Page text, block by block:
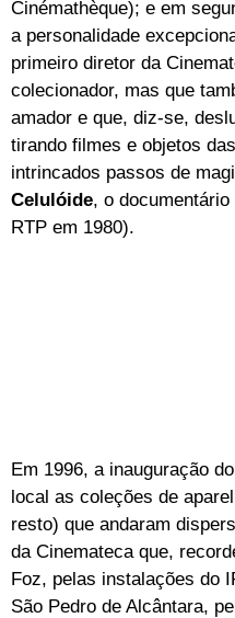
Cinémathèque); e em
a personalidade
primeiro diretor da
colecionador, mas que
amador e que, diz-se,
tirando filmes e objetos
intrincados passos de
Celulóide, o
RTP em 1980).
Em 1996, a inauguração
local as coleções de
resto) que andaram
da Cinemateca que,
Foz, pelas instalações do
São Pedro de Alcântara,